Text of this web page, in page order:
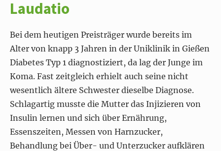
Laudatio
Bei dem heutigen Preisträger wurde bereits im
Alter von knapp 3 Jahren in der Uniklinik in Gießen
Diabetes Typ 1 diagnostiziert, da lag der Junge im
Koma. Fast zeitgleich erhielt auch seine nicht
wesentlich ältere Schwester dieselbe Diagnose.
Schlagartig musste die Mutter das Injizieren von
Insulin lernen und sich über Ernährung,
Essenszeiten, Messen von Harnzucker,
Behandlung bei Über- und Unterzucker aufklären